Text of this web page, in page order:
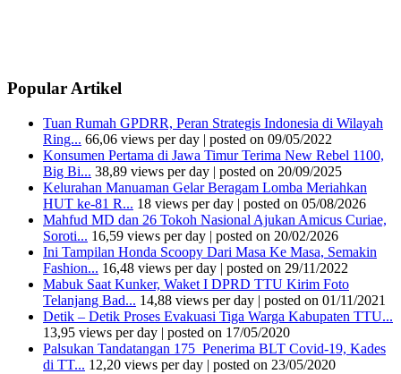
Popular Artikel
Tuan Rumah GPDRR, Peran Strategis Indonesia di Wilayah
Ring... 66,06 views per day | posted on 09/05/2022
Konsumen Pertama di Jawa Timur Terima New Rebel 1100,
Big Bi... 38,89 views per day | posted on 20/09/2025
Kelurahan Manuaman Gelar Beragam Lomba Meriahkan
HUT ke-81 R... 18 views per day | posted on 05/08/2026
Mahfud MD dan 26 Tokoh Nasional Ajukan Amicus Curiae,
Soroti... 16,59 views per day | posted on 20/02/2026
Ini Tampilan Honda Scoopy Dari Masa Ke Masa, Semakin
Fashion... 16,48 views per day | posted on 29/11/2022
Mabuk Saat Kunker, Waket I DPRD TTU Kirim Foto
Telanjang Bad... 14,88 views per day | posted on 01/11/2021
Detik – Detik Proses Evakuasi Tiga Warga Kabupaten TTU...
13,95 views per day | posted on 17/05/2020
Palsukan Tandatangan 175 Penerima BLT Covid-19, Kades
di TT... 12,20 views per day | posted on 23/05/2020